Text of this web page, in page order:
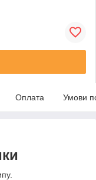
Оплата Умови